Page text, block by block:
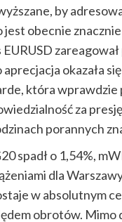
by
jest obecnie
EURUSD
aprecjacja okazała
która wprawdzie
za
porannych
spadł o 1,54%,
dla
w absolutnym
obrotów. Mimo